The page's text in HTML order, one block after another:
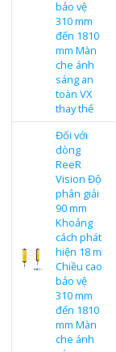
bảo vệ
310 mm
đến 1810
mm Màn
che ánh
sáng an
toàn VX
thay thế
Đối với
dòng
ReeR
Vision Độ
phân giải
90 mm
Khoảng
cách phát
hiện 18 m
Chiều cao
bảo vệ
310 mm
đến 1810
mm Màn
che ánh